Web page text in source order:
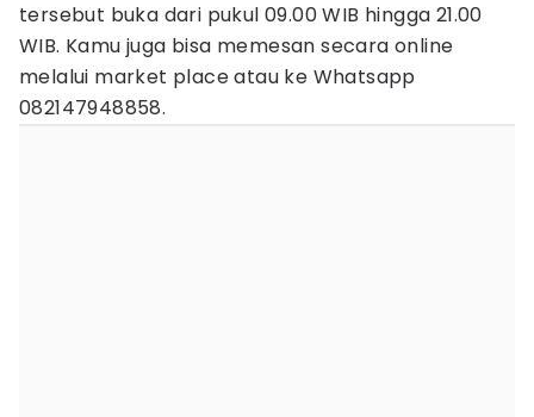
tersebut buka dari pukul 09.00 WIB hingga 21.00
WIB. Kamu juga bisa memesan secara online
melalui market place atau ke Whatsapp
082147948858.